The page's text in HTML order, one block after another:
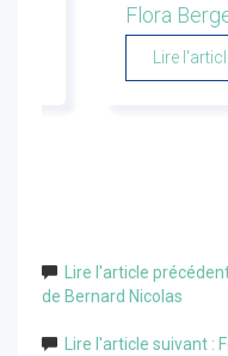
Flora
Lire
Lire l'article
de Bernard Nicolas
Lire l'article suivant :